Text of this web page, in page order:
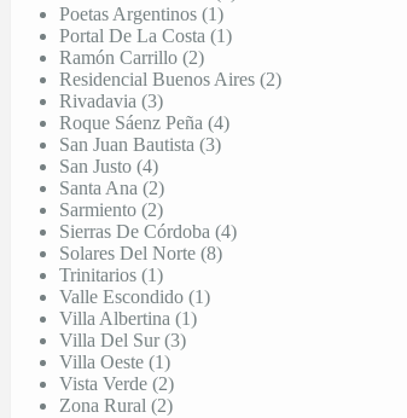
Poetas Argentinos (1)
Portal De La Costa (1)
Ramón Carrillo (2)
Residencial Buenos Aires (2)
Rivadavia (3)
Roque Sáenz Peña (4)
San Juan Bautista (3)
San Justo (4)
Santa Ana (2)
Sarmiento (2)
Sierras De Córdoba (4)
Solares Del Norte (8)
Trinitarios (1)
Valle Escondido (1)
Villa Albertina (1)
Villa Del Sur (3)
Villa Oeste (1)
Vista Verde (2)
Zona Rural (2)